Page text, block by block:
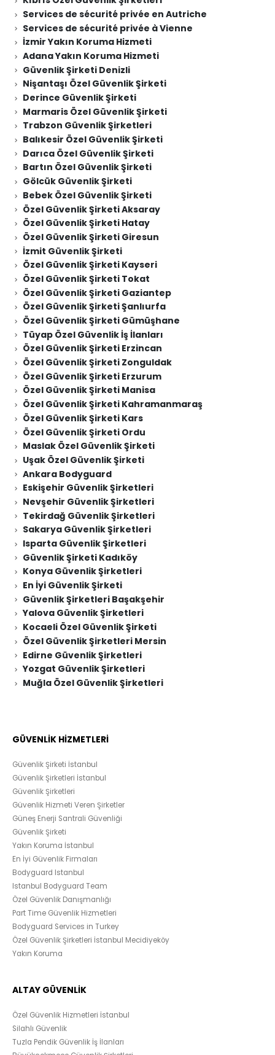
Services de sécurité privée en Autriche
Services de sécurité privée à Vienne
İzmir Yakın Koruma Hizmeti
Adana Yakın Koruma Hizmeti
Güvenlik Şirketi Denizli
Nişantaşı Özel Güvenlik Şirketi
Derince Güvenlik Şirketi
Marmaris Özel Güvenlik Şirketi
Trabzon Güvenlik Şirketleri
Balıkesir Özel Güvenlik Şirketi
Darıca Özel Güvenlik Şirketi
Bartın Özel Güvenlik Şirketi
Gölcük Güvenlik Şirketi
Bebek Özel Güvenlik Şirketi
Özel Güvenlik Şirketi Aksaray
Özel Güvenlik Şirketi Hatay
Özel Güvenlik Şirketi Giresun
İzmit Güvenlik Şirketi
Özel Güvenlik Şirketi Kayseri
Özel Güvenlik Şirketi Tokat
Özel Güvenlik Şirketi Gaziantep
Özel Güvenlik Şirketi Şanlıurfa
Özel Güvenlik Şirketi Gümüşhane
Tüyap Özel Güvenlik İş İlanları
Özel Güvenlik Şirketi Erzincan
Özel Güvenlik Şirketi Zonguldak
Özel Güvenlik Şirketi Erzurum
Özel Güvenlik Şirketi Manisa
Özel Güvenlik Şirketi Kahramanmaraş
Özel Güvenlik Şirketi Kars
Özel Güvenlik Şirketi Ordu
Maslak Özel Güvenlik Şirketi
Uşak Özel Güvenlik Şirketi
Ankara Bodyguard
Eskişehir Güvenlik Şirketleri
Nevşehir Güvenlik Şirketleri
Tekirdağ Güvenlik Şirketleri
Sakarya Güvenlik Şirketleri
Isparta Güvenlik Şirketleri
Güvenlik Şirketi Kadıköy
Konya Güvenlik Şirketleri
En İyi Güvenlik Şirketi
Güvenlik Şirketleri Başakşehir
Yalova Güvenlik Şirketleri
Kocaeli Özel Güvenlik Şirketi
Özel Güvenlik Şirketleri Mersin
Edirne Güvenlik Şirketleri
Yozgat Güvenlik Şirketleri
Muğla Özel Güvenlik Şirketleri
GÜVENLİK HİZMETLERİ
Güvenlik Şirketi İstanbul
Güvenlik Şirketleri İstanbul
Güvenlik Şirketleri
Güvenlik Hizmeti Veren Şirketler
Güneş Enerji Santrali Güvenliği
Güvenlik Şirketi
Yakın Koruma İstanbul
En İyi Güvenlik Firmaları
Bodyguard Istanbul
Istanbul Bodyguard Team
Özel Güvenlik Danışmanlığı
Part Time Güvenlik Hizmetleri
Bodyguard Services in Turkey
Özel Güvenlik Şirketleri İstanbul Mecidiyeköy
Yakın Koruma
ALTAY GÜVENLİK
Özel Güvenlik Hizmetleri İstanbul
Silahlı Güvenlik
Tuzla Pendik Güvenlik İş İlanları